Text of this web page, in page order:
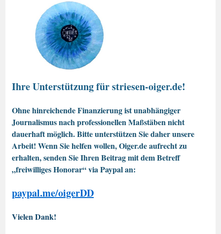
Ihre Unterstützung für striesen-oiger.de!
Ohne hinreichende Finanzierung ist unabhängiger
Journalismus nach professionellen Maßstäben nicht
dauerhaft möglich. Bitte unterstützen Sie daher unsere
Arbeit! Wenn Sie helfen wollen, Oiger.de aufrecht zu
erhalten, senden Sie Ihren Beitrag mit dem Betreff
„freiwilliges Honorar“ via Paypal an:
paypal.me/oigerDD
Vielen Dank!